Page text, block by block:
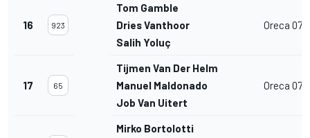
16 923
Tom Gamble
Dries Vanthoor
Salih Yoluç
Oreca 07
17 65
Tijmen Van Der Helm
Manuel Maldonado
Job Van Uitert
Oreca 07
Mirko Bortolotti